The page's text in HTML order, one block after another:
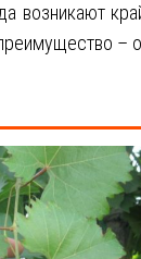
возникают
–